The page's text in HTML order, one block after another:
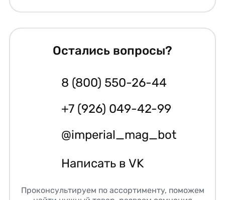
Остались вопросы?
8 (800) 550-26-44
+7 (926) 049-42-99
@imperial_mag_bot
Написать в VK
Проконсультируем по ассортименту, поможем